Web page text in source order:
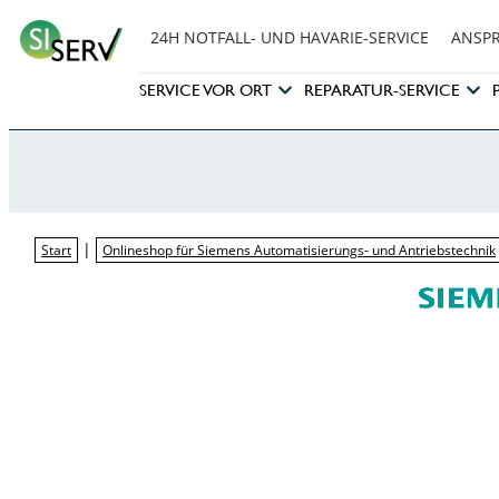
24H NOTFALL- UND HAVARIE-SERVICE
SERVICE VOR ORT REPARATUR-SERVICE
Start | Onlineshop für Siemens Automatisierungs- und Antriebstechnik